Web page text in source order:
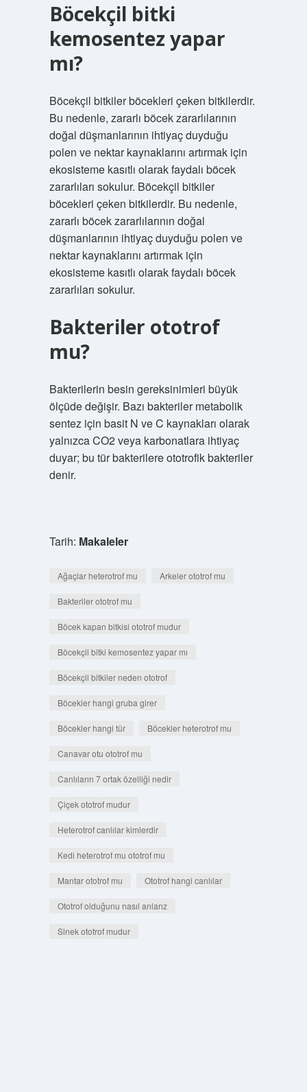
Böcekçil bitki
kemosentez yapar
mı?
Böcekçil bitkiler böcekleri çeken bitkilerdir.
Bu nedenle, zararlı böcek zararlılarının
doğal düşmanlarının ihtiyaç duyduğu
polen ve nektar kaynaklarını artırmak için
ekosisteme kasıtlı olarak faydalı böcek
zararlıları sokulur. Böcekçil bitkiler
böcekleri çeken bitkilerdir. Bu nedenle,
zararlı böcek zararlılarının doğal
düşmanlarının ihtiyaç duyduğu polen ve
nektar kaynaklarını artırmak için
ekosisteme kasıtlı olarak faydalı böcek
zararlıları sokulur.
Bakteriler ototrof
mu?
Bakterilerin besin gereksinimleri büyük
ölçüde değişir. Bazı bakteriler metabolik
sentez için basit N ve C kaynakları olarak
yalnızca CO2 veya karbonatlara ihtiyaç
duyar; bu tür bakterilere ototrofik bakteriler
denir.
Tarih: Makaleler
Ağaçlar heterotrof mu Arkeler ototrof mu
Bakteriler ototrof mu
Böcek kapan bitkisi ototrof mudur
Böcekçil bitki kemosentez yapar mı
Böcekçil bitkiler neden ototrof
Böcekler hangi gruba girer
Böcekler hangi tür Böcekler heterotrof mu
Canavar otu ototrof mu
Canlıların 7 ortak özelliği nedir
Çiçek ototrof mudur
Heterotrof canlılar kimlerdir
Kedi heterotrof mu ototrof mu
Mantar ototrof mu Ototrof hangi canlılar
Ototrof olduğunu nasıl anlarız
Sinek ototrof mudur